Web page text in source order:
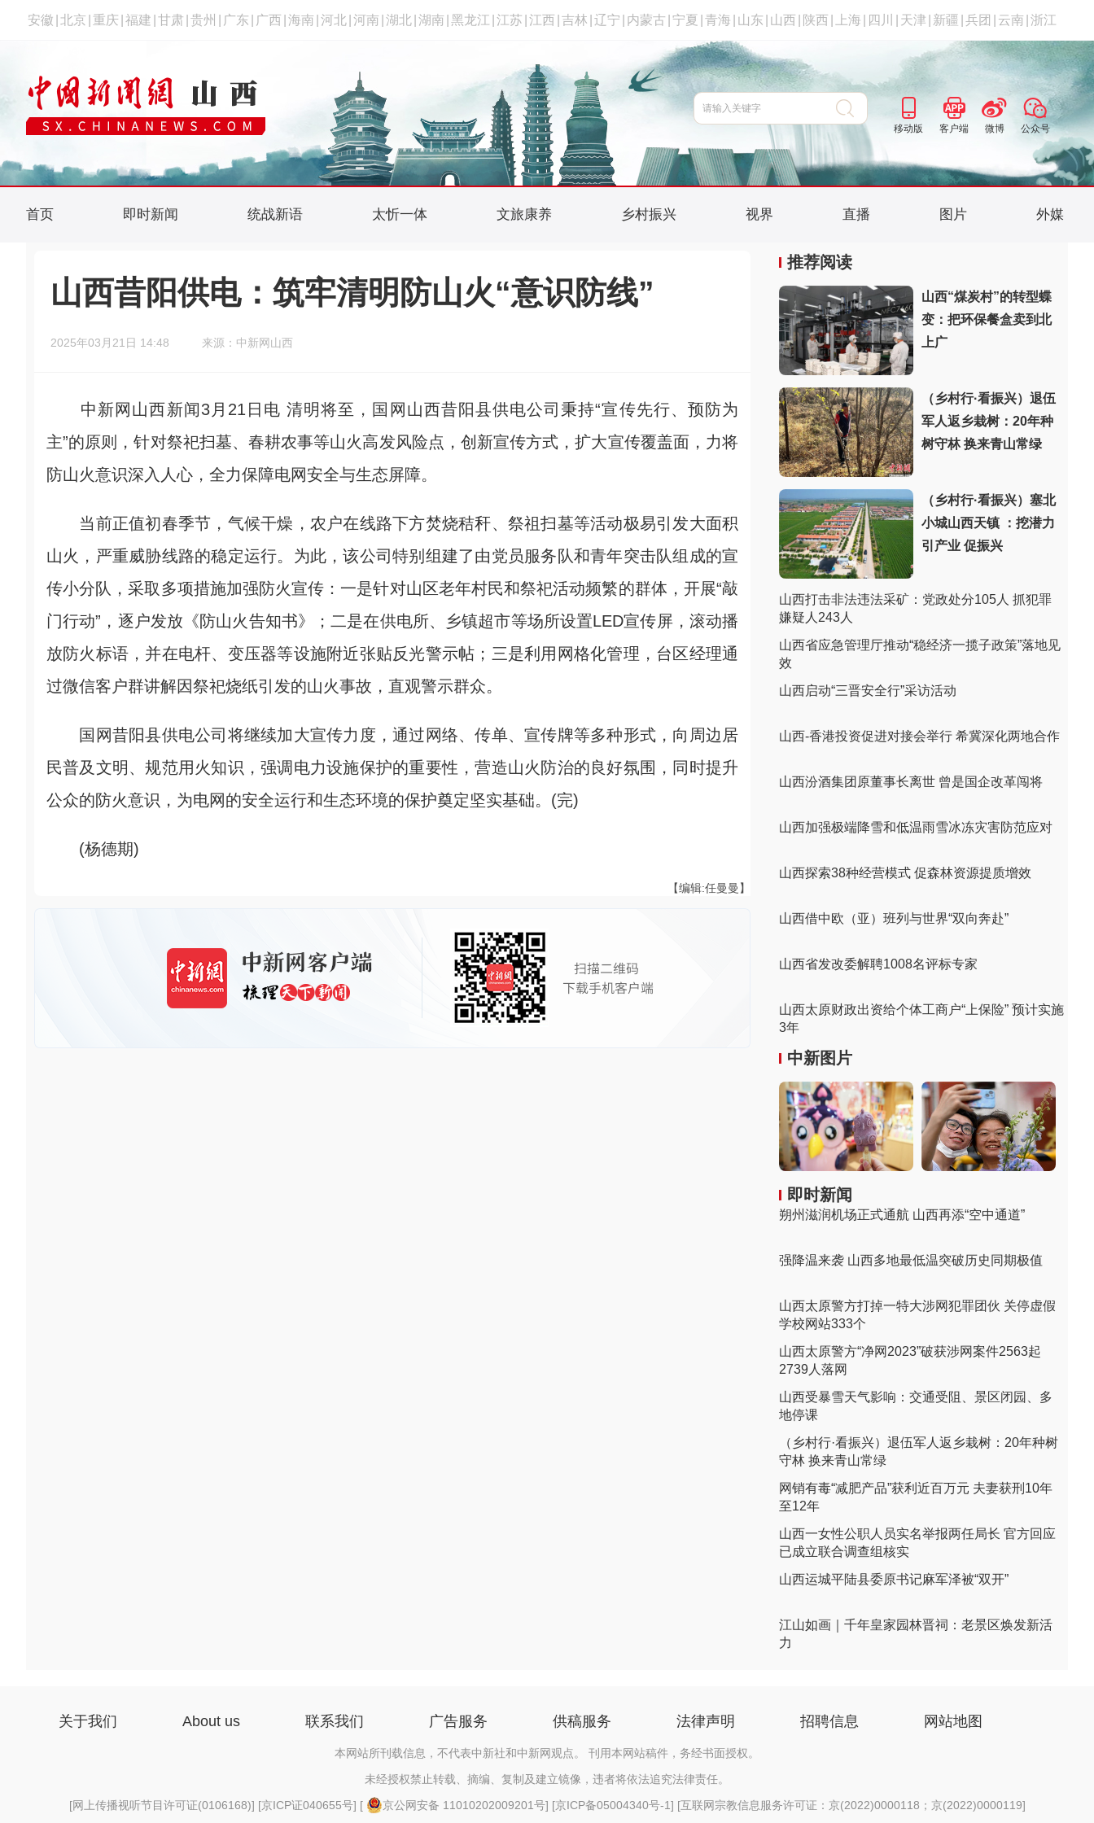
安徽 北京 重庆 福建 甘肃 贵州 广东 广西 海南 河北 河南 湖北 湖南 黑龙江 江苏 江西 吉林 辽宁 内蒙古 宁夏 青海 山东 山西 陕西 上海 四川 天津 新疆 兵团 云南 浙江
移动版 客户端 微博 公众号
首页 即时新闻 统战新语 太忻一体 文旅康养 乡村振兴 视界 直播 图片 外媒
山西昔阳供电：筑牢清明防山火“意识防线”
2025年03月21日 14:48 来源：中新网山西
中新网山西新闻3月21日电 清明将至，国网山西昔阳县供电公司秉持“宣传先行、预防为
主”的原则，针对祭祀扫墓、春耕农事等山火高发风险点，创新宣传方式，扩大宣传覆盖面，力将
防山火意识深入人心，全力保障电网安全与生态屏障。
当前正值初春季节，气候干燥，农户在线路下方焚烧秸秆、祭祖扫墓等活动极易引发大面积
山火，严重威胁线路的稳定运行。为此，该公司特别组建了由党员服务队和青年突击队组成的宣
传小分队，采取多项措施加强防火宣传：一是针对山区老年村民和祭祀活动频繁的群体，开展“敲
门行动”，逐户发放《防山火告知书》；二是在供电所、乡镇超市等场所设置LED宣传屏，滚动播
放防火标语，并在电杆、变压器等设施附近张贴反光警示帖；三是利用网格化管理，台区经理通
过微信客户群讲解因祭祀烧纸引发的山火事故，直观警示群众。
国网昔阳县供电公司将继续加大宣传力度，通过网络、传单、宣传牌等多种形式，向周边居
民普及文明、规范用火知识，强调电力设施保护的重要性，营造山火防治的良好氛围，同时提升
公众的防火意识，为电网的安全运行和生态环境的保护奠定坚实基础。(完)
(杨德期)
【编辑:任曼曼】
推荐阅读
山西“煤炭村”的转型蝶
变：把环保餐盒卖到北
上广
（乡村行·看振兴）退伍
军人返乡栽树：20年种
树守林 换来青山常绿
（乡村行·看振兴）塞北
小城山西天镇 ：挖潜力
引产业 促振兴
山西打击非法违法采矿：党政处分105人 抓犯罪
嫌疑人243人
山西省应急管理厅推动“稳经济一揽子政策”落地见
效
山西启动“三晋安全行”采访活动
山西-香港投资促进对接会举行 希冀深化两地合作
山西汾酒集团原董事长离世 曾是国企改革闯将
山西加强极端降雪和低温雨雪冰冻灾害防范应对
山西探索38种经营模式 促森林资源提质增效
山西借中欧（亚）班列与世界“双向奔赴”
山西省发改委解聘1008名评标专家
山西太原财政出资给个体工商户“上保险” 预计实施
3年
中新图片
即时新闻
朔州滋润机场正式通航 山西再添“空中通道”
强降温来袭 山西多地最低温突破历史同期极值
山西太原警方打掉一特大涉网犯罪团伙 关停虚假
学校网站333个
山西太原警方“净网2023”破获涉网案件2563起
2739人落网
山西受暴雪天气影响：交通受阻、景区闭园、多
地停课
（乡村行·看振兴）退伍军人返乡栽树：20年种树
守林 换来青山常绿
网销有毒“减肥产品”获利近百万元 夫妻获刑10年
至12年
山西一女性公职人员实名举报两任局长 官方回应
已成立联合调查组核实
山西运城平陆县委原书记麻军泽被“双开”
江山如画｜千年皇家园林晋祠：老景区焕发新活
力
关于我们 About us 联系我们 广告服务 供稿服务 法律声明 招聘信息 网站地图
本网站所刊载信息，不代表中新社和中新网观点。 刊用本网站稿件，务经书面授权。
未经授权禁止转载、摘编、复制及建立镜像，违者将依法追究法律责任。
[网上传播视听节目许可证(0106168)] [京ICP证040655号] [ 京公网安备 11010202009201号] [京ICP备05004340号-1] [互联网宗教信息服务许可证：京(2022)0000118；京(2022)0000119]